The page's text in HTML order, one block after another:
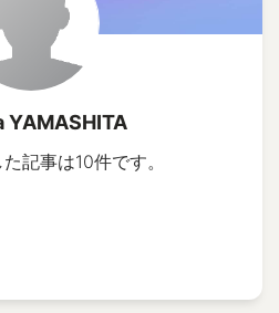
YAMASHITA
記事は10件です。